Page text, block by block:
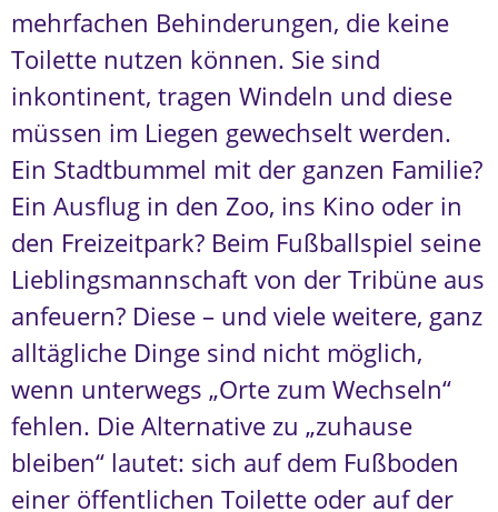
mehrfachen Behinderungen, die keine
Toilette nutzen können. Sie sind
inkontinent, tragen Windeln und diese
müssen im Liegen gewechselt werden.
Ein Stadtbummel mit der ganzen Familie?
Ein Ausflug in den Zoo, ins Kino oder in
den Freizeitpark? Beim Fußballspiel seine
Lieblingsmannschaft von der Tribüne aus
anfeuern? Diese – und viele weitere, ganz
alltägliche Dinge sind nicht möglich,
wenn unterwegs „Orte zum Wechseln“
fehlen. Die Alternative zu „zuhause
bleiben“ lautet: sich auf dem Fußboden
einer öffentlichen Toilette oder auf der